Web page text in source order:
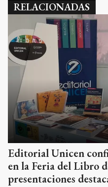
RELACIONADAS
Editorial Unicen
en la Feria del Libro
presentaciones